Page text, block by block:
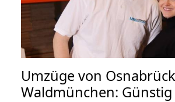
Umzüge von
Waldmünchen: